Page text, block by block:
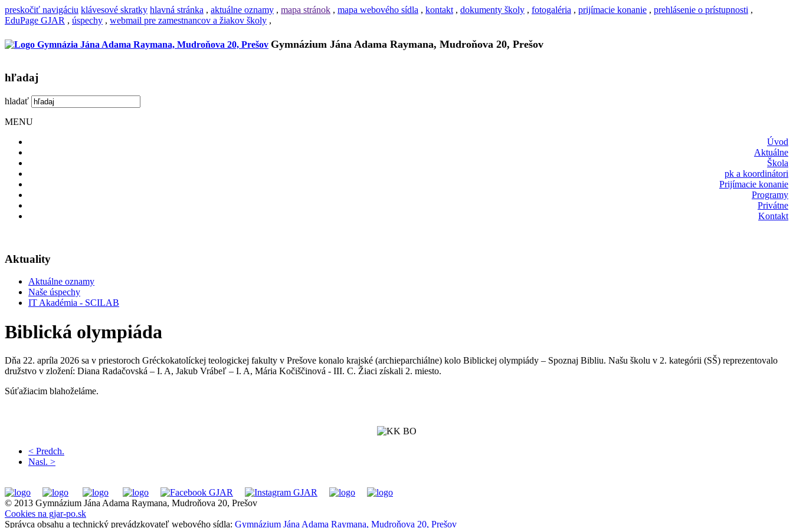
preskočiť navigáciu klávesové skratky hlavná stránka , aktuálne oznamy , mapa stránok , mapa webového sídla , kontakt , dokumenty školy , fotogaléria , prijímacie konanie , prehlásenie o prístupnosti ,
EduPage GJAR , úspechy , webmail pre zamestnancov a žiakov školy ,
Gymnázium Jána Adama Raymana, Mudroňova 20, Prešov
hľadaj
hladať
MENU
Úvod
Aktuálne
Škola
pk a koordinátori
Prijímacie konanie
Programy
Privátne
Kontakt
Aktuality
Aktuálne oznamy
Naše úspechy
IT Akadémia - SCILAB
Biblická olympiáda
Dňa 22. apríla 2026 sa v priestoroch Gréckokatolíckej teologickej fakulty v Prešove konalo krajské (archieparchiálne) kolo Biblickej olympiády – Spoznaj Bibliu. Našu školu v 2. kategórii (SŠ) reprezentovalo
družstvo v zložení: Diana Radačovská – I. A, Jakub Vrábeľ – I. A, Mária Kočiščinová - III. C. Žiaci získali 2. miesto.
Súťažiacim blahoželáme.
< Predch.
Nasl. >
© 2013 Gymnázium Jána Adama Raymana, Mudroňova 20, Prešov
Cookies na gjar-po.sk
Správca obsahu a technický prevádzkovateľ webového sídla: Gymnázium Jána Adama Raymana, Mudroňova 20, Prešov